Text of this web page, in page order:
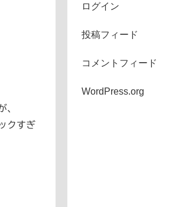
、
クすぎ
ログイン
投稿フィード
コメントフィード
WordPress.org